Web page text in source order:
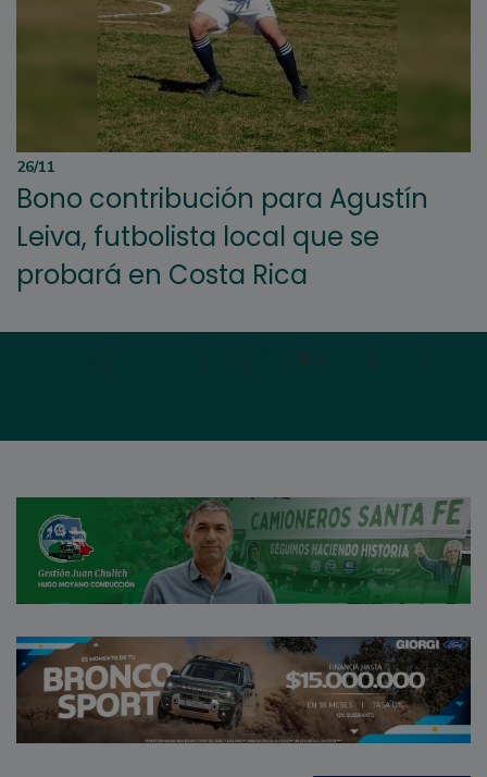
26/11
Bono contribución para Agustín
Leiva, futbolista local que se
probará en Costa Rica
| | | | 9 | | |